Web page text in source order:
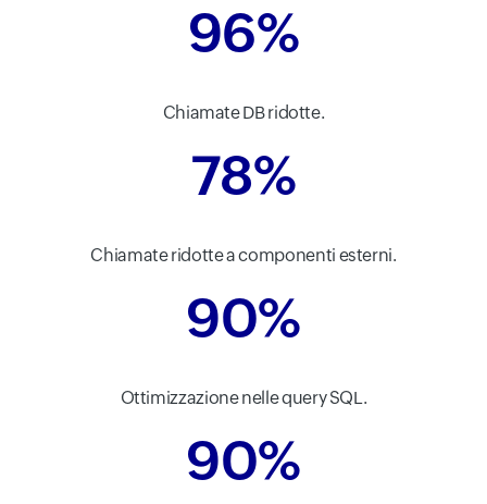
96%
Chiamate DB ridotte.
78%
Chiamate ridotte a componenti esterni.
90%
Ottimizzazione nelle query SQL.
90%